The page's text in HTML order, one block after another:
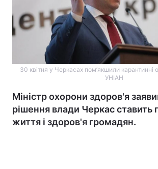
30 квітня у Черкасах пом’якшили
УНІАН
Міністр охорони здоров'я
рішення влади Черкас ставить
життя і здоров'я громадян.